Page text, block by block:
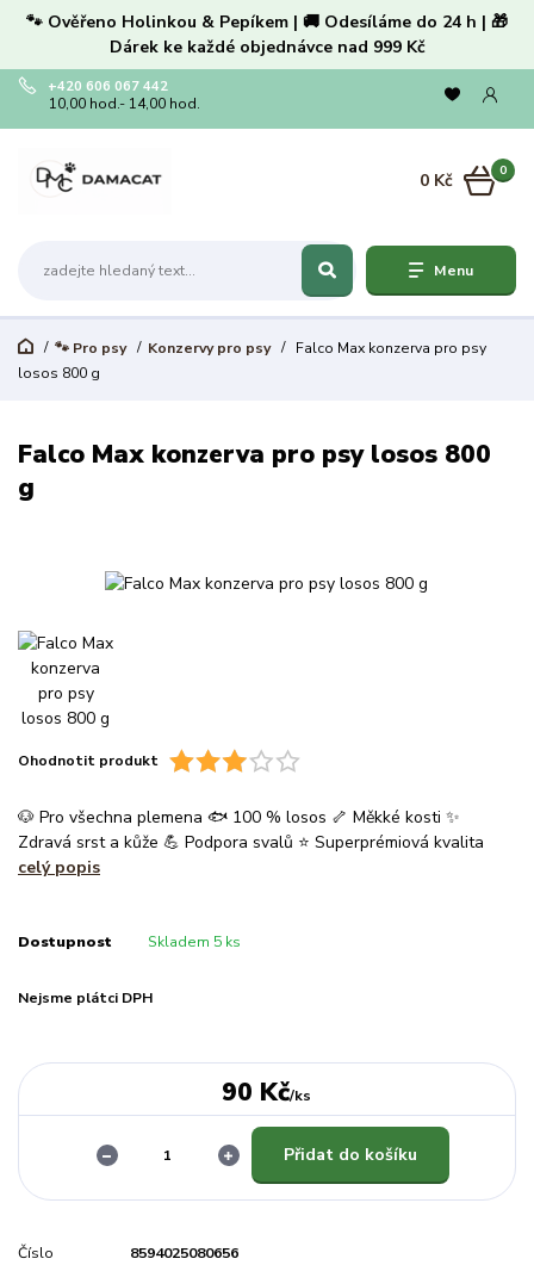
🐾 Ověřeno Holinkou & Pepíkem | 🚚 Odesíláme do 24 h | 🎁
Dárek ke každé objednávce nad 999 Kč
Menu
+420 606 067 442
10,00 hod.- 14,00 hod.
0
0 Kč
🐾 Pro psy Konzervy pro psy
Falco Max konzerva pro psy
losos 800 g
Falco Max konzerva pro psy losos 800
g
Ohodnotit produkt
🐶 Pro všechna plemena 🐟 100 % losos 🦴 Měkké kosti ✨
Zdravá srst a kůže 💪 Podpora svalů ⭐ Superprémiová kvalita
celý popis
Dostupnost Skladem 5 ks
Nejsme plátci DPH
90 Kč/ks
Přidat do košíku
Číslo
8594025080656